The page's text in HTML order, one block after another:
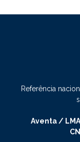
Referência
Aventa /